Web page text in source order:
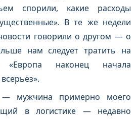
спорили, какие расходы
В те же недели
говорили о другом — о
нам следует тратить на
наконец начала
мужчина примерно моего
в логистике — недавно